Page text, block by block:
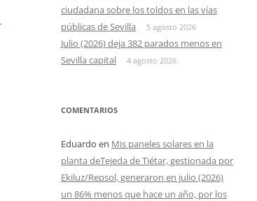
ciudadana sobre los toldos en las vías
públicas de Sevilla
5 agosto 2026
Julio (2026) deja 382 parados menos en
Sevilla capital
4 agosto 2026
COMENTARIOS
Eduardo en Mis paneles solares en la
planta deTejeda de Tiétar, gestionada por
Ekiluz/Repsol, generaron en julio (2026)
un 86% menos que hace un año, por los